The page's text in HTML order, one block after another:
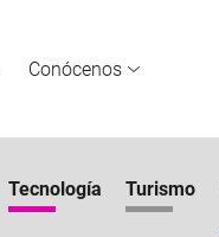
Conócenos
Tecnología Turismo